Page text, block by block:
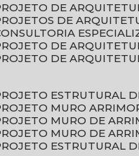
PROJETO DE
PROJETOS DE
CONSULTORIA
PROJETO DE
PROJETO DE
PROJETO ESTRUTURAL
PROJETO MURO ARRIMO
PROJETO MURO DE
PROJETO MURO DE
PROJETO ESTRUTURAL